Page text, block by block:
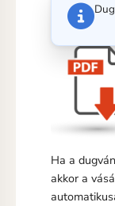
Ha a
akkor a